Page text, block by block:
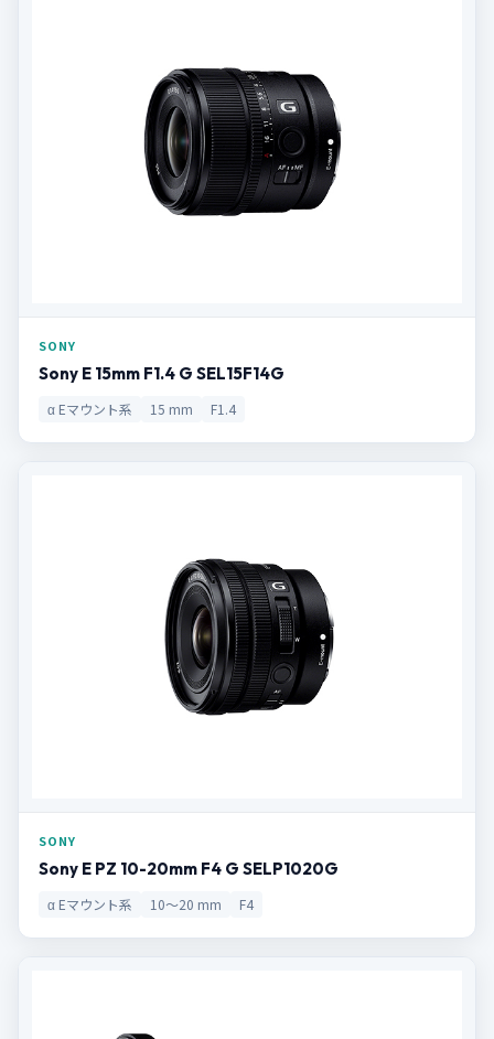
SONY
Sony E 15mm F1.4 G SEL15F14G
α Eマウント系 15 mm F1.4
SONY
Sony E PZ 10-20mm F4 G SELP1020G
α Eマウント系 10〜20 mm F4